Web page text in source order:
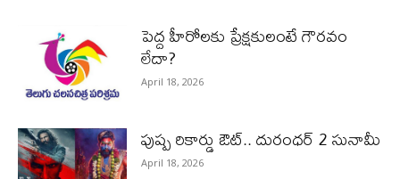
పెద్ద హీరోల‌కు ప్రేక్ష‌కులంటే గౌర‌వం
లేదా?
April 18, 2026
పుష్ప రికార్డు ఔట్‌.. దురంధ‌ర్ 2 సునామీ
April 18, 2026